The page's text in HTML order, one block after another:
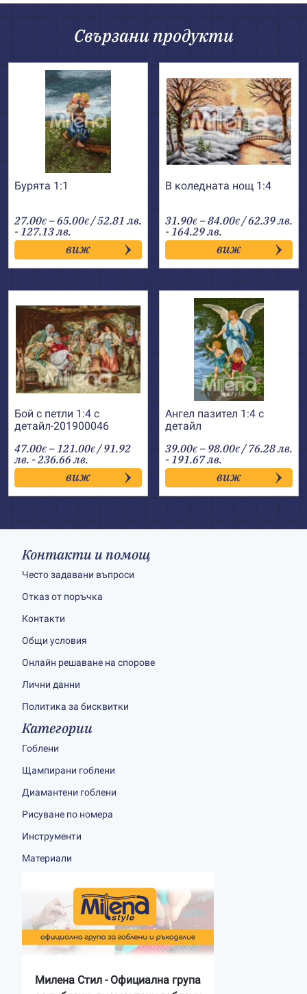
Свързани продукти
Бурята 1:1
27.00€ –65.00€Price
range:
27.00€
through
65.00€
/ 52.81 лв.
- 127.13 лв.
виж
В коледната нощ 1:4
31.90€ –84.00€Price
range:
31.90€
through
84.00€
/ 62.39 лв.
- 164.29 лв.
виж
Бой с петли 1:4 с
детайл-201900046
47.00€ –121.00€Price
range:
47.00€
through
121.00€
/ 91.92
лв. - 236.66 лв.
виж
Ангел пазител 1:4 с
детайл
39.00€ – 98.00€Price
range:
39.00€
through
98.00€
/ 76.28 лв.
- 191.67 лв.
виж
Контакти и помощ
Често задавани въпроси
Отказ от поръчка
Контакти
Общи условия
Онлайн решаване на спорове
Лични данни
Политика за бисквитки
Категории
Гоблени
Щампирани гоблени
Диамантени гоблени
Рисуване по номера
Инструменти
Материали
Милена Стил - Официална група